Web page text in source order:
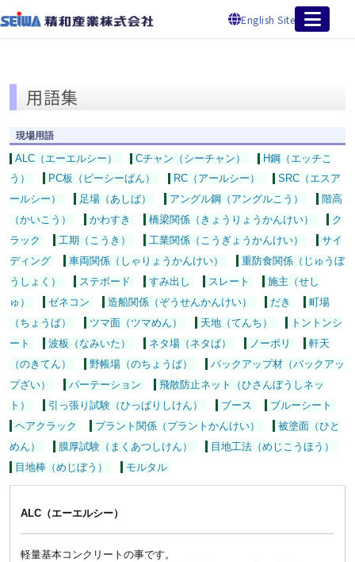
English Site
用語集
現場用語
ALC（エーエルシー） Cチャン（シーチャン）
H鋼（エッチこ
う）
PC板（ピーシーばん） RC（アールシー）
SRC（エスア
ールシー）
足場（あしば） アングル鋼（アングルこう）
階高
（かいこう）
かわすき 橋梁関係（きょうりょうかんけい）
ク
ラック
工期（こうき） 工業関係（こうぎょうかんけい）
サイ
ディング
車両関係（しゃりょうかんけい）
重防食関係（じゅうぼ
うしょく）
ステボード すみ出し スレート
施主（せし
ゅ）
ゼネコン 造船関係（ぞうせんかんけい） だき
町場
（ちょうば）
ツマ面（ツマめん） 天地（てんち）
トントンシ
ート
波板（なみいた） ネタ場（ネタば） ノーポリ
軒天
（のきてん）
野帳場（のちょうば）
バックアップ材（バックアッ
プざい）
パーテーション
飛散防止ネット（ひさんぼうしネッ
ト）
引っ張り試験（ひっぱりしけん） ブース
ブルーシート
ヘアクラック
プラント関係（プラントかんけい）
被塗面（ひと
めん）
膜厚試験（まくあつしけん）
目地工法（めじこうほう）
目地棒（めじぼう）
モルタル
ALC（エーエルシー）
軽量基本コンクリートの事です。